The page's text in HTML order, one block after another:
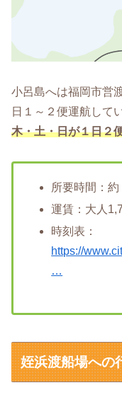
小呂島へは福岡市営
日１～２便運航して
木・土・日が１日２
所要時間：
運賃：大人
時刻表：
https://
…
姪浜渡船場への